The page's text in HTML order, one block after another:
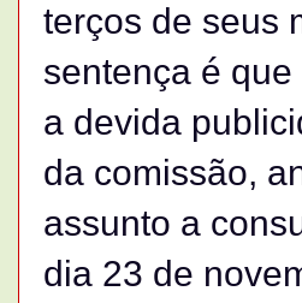
terços de seus
sentença é
a devida
da comissão,
assunto a
dia 23 de